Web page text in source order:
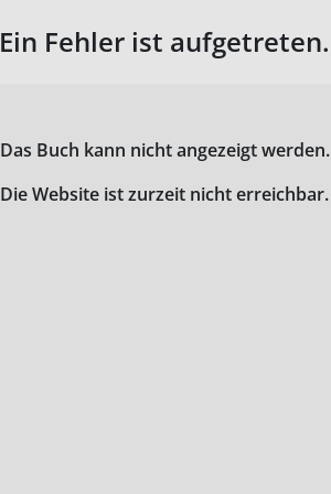
Ein Fehler ist aufgetreten.
Das Buch kann nicht angezeigt werden.
Die Website ist zurzeit nicht erreichbar.